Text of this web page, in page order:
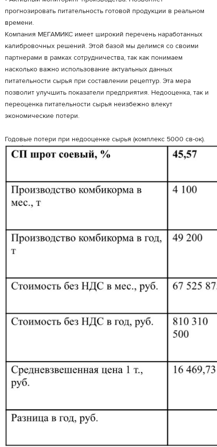
прогнозировать питательность готовой продукции в реальном
времени.
Компания МЕГАМИКС имеет широкий перечень наработанных
калибровочных решений. Этой базой мы делимся со своими
партнерами в рамках сотрудничества, так как понимаем
насколько важно использование актуальных данных
питательности сырья при составлении рецептур. Эта мера
позволит улучшить показатели предприятия. Недооценка, так и
переоценка питательности сырья неизбежно влекут
экономические потери.
Годовые потери при недооценке сырья (комплекс 5000 св-ок).